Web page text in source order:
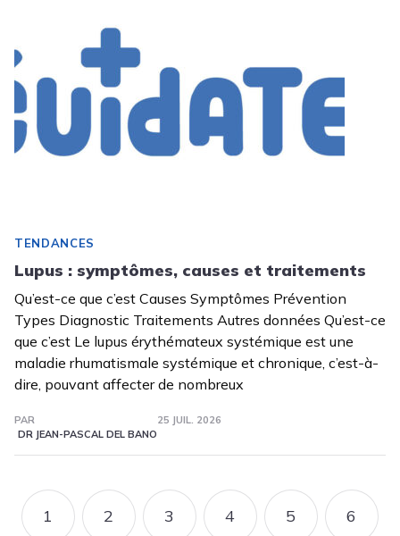
TENDANCES
Lupus : symptômes, causes et traitements
Qu’est-ce que c’est Causes Symptômes Prévention
Types Diagnostic Traitements Autres données Qu’est-ce
que c’est Le lupus érythémateux systémique est une
maladie rhumatismale systémique et chronique, c’est-à-
dire, pouvant affecter de nombreux
PAR
DR JEAN-PASCAL DEL BANO
25 JUIL. 2026
Pagination
PAGE
1 PAGE
2 PAGE
3 PAGE
4 PAGE
5 PAGE
6